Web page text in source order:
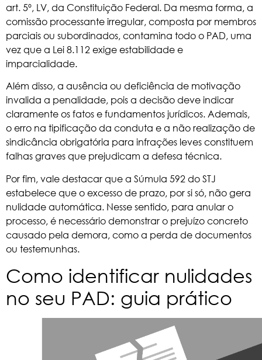
art. 5º, LV, da Constituição Federal. Da mesma forma, a
comissão processante irregular, composta por membros
parciais ou subordinados, contamina todo o PAD, uma
vez que a Lei 8.112 exige estabilidade e
imparcialidade.
Além disso, a ausência ou deficiência de motivação
invalida a penalidade, pois a decisão deve indicar
claramente os fatos e fundamentos jurídicos. Ademais,
o erro na tipificação da conduta e a não realização de
sindicância obrigatória para infrações leves constituem
falhas graves que prejudicam a defesa técnica.
Por fim, vale destacar que a Súmula 592 do STJ
estabelece que o excesso de prazo, por si só, não gera
nulidade automática. Nesse sentido, para anular o
processo, é necessário demonstrar o prejuízo concreto
causado pela demora, como a perda de documentos
ou testemunhas.
Como identificar nulidades
no seu PAD: guia prático